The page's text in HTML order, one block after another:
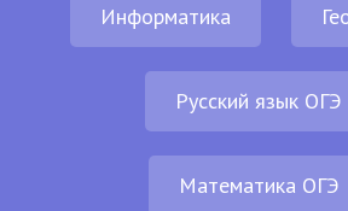
Информатика
Русский язык ОГЭ
Математика ОГЭ